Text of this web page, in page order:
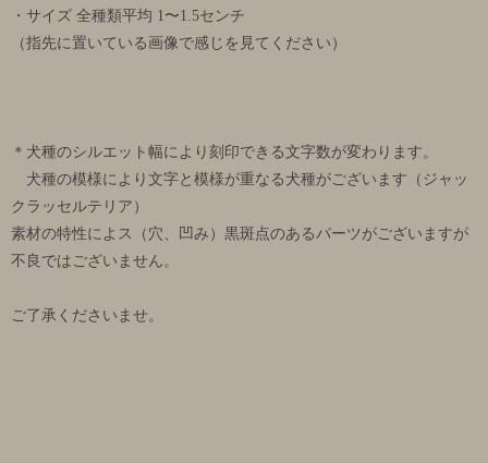
・サイズ 全種類平均 1〜1.5センチ
（指先に置いている画像で感じを見てください）
＊犬種のシルエット幅により刻印できる文字数が変わります。
犬種の模様により文字と模様が重なる犬種がございます（ジャッ
クラッセルテリア）
素材の特性によス（穴、凹み）黒斑点のあるパーツがございますが
不良ではございません。
ご了承くださいませ。